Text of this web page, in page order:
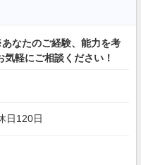
なたのご経験、能力を考
軽にご相談ください！
日120日